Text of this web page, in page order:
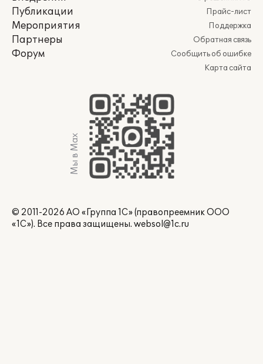
Публикации
Мероприятия
Партнеры
Форум
Прайс-лист
Поддержка
Обратная связь
Сообщить об ошибке
Карта сайта
Мы в Max
© 2011-2026 АО «Группа 1С» (правопреемник ООО
«1С»). Все права защищены. websol@1c.ru